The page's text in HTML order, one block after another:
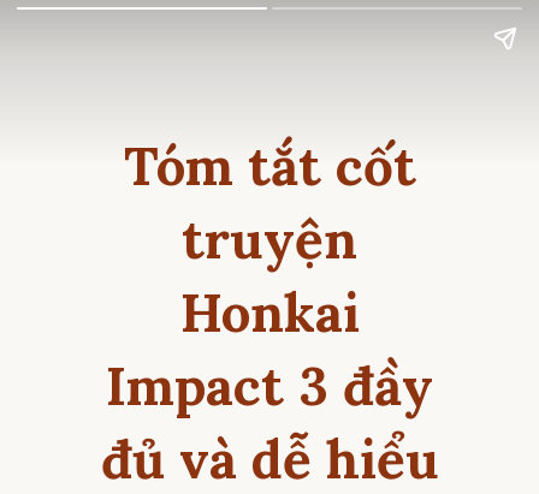
Tóm tắt cốt
truyện
Honkai
Impact 3 đầy
đủ và dễ hiểu